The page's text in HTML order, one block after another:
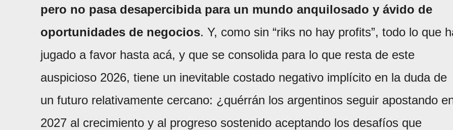
pero no pasa desapercibida para un mundo anquilosado y ávido de
oportunidades de negocios. Y, como sin “riks no hay profits”, todo lo que
jugado a favor hasta acá, y que se consolida para lo que resta de este
auspicioso 2026, tiene un inevitable costado negativo implícito en la duda de
un futuro relativamente cercano: ¿quérrán los argentinos seguir apostando
2027 al crecimiento y al progreso sostenido aceptando los desafíos que